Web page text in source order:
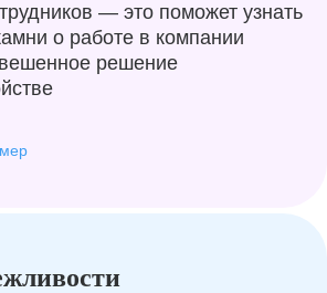
— это поможет узнать
о работе в компании
решение